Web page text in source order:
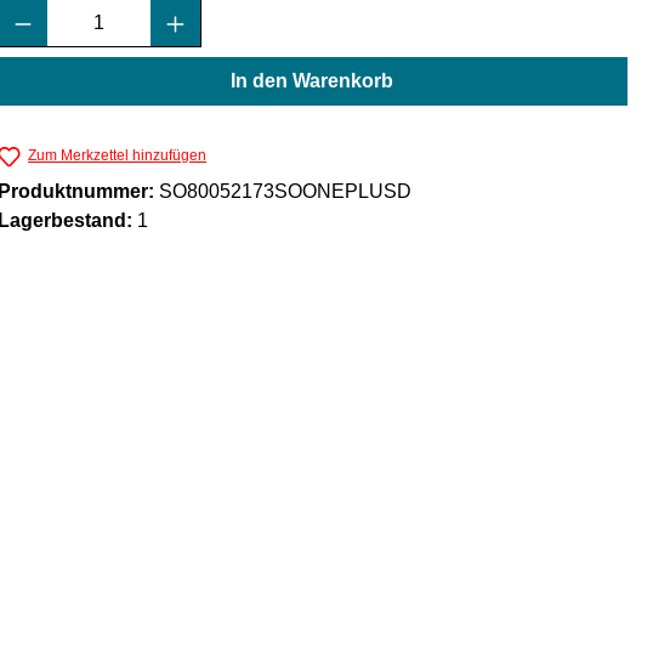
Produkt Anzahl: Gib den gewünschten Wert ein
In den Warenkorb
Zum Merkzettel hinzufügen
Produktnummer: SO80052173SOONEPLUSD
Lagerbestand: 1